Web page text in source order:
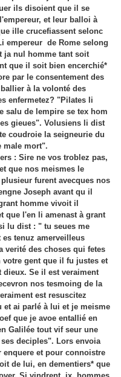
ils disoient que il se
et leur balloi à
ille crucefiassent selonc
empereur de Rome selong
ja nul homme tant soit
que il soit bien encerchié*
par le consentement des
à la volonté des
enfermetez? "Pilates li
salu de lempire se tex hom
gieues". Volusiens li dist
coudroie la seigneurie du
male mort".
: Sire ne vos troblez pas,
que nos meismes le
furent avecques nos
Joseph avant qu il
homme vivoit il
que l'en li amenast à grant
lu dist : " tu seues me
tenuz amerveilleus
verité des choses qui fetes
gent que il fu justes et
Se il est veraiment
nos tesmoing de la
est resuscitez
et ai parlé à lui et je meisme
que je avoe entallié en
Galilée tout vif seur une
deciples". Lors envoia
et pour connoistre
de lui, en dementiers* que